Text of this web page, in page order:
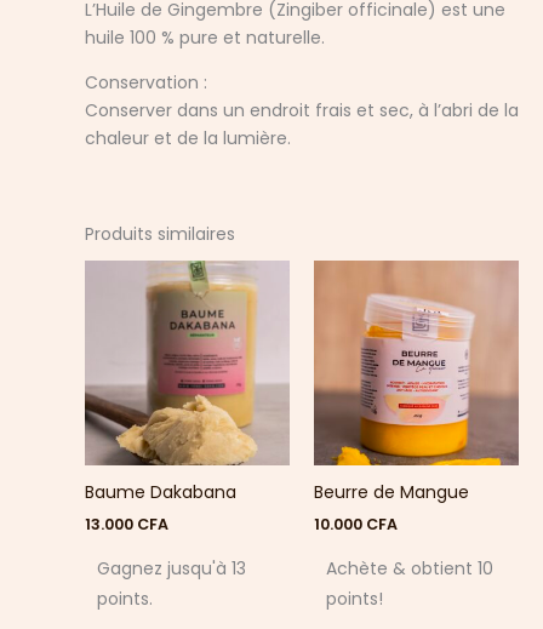
L’Huile de Gingembre (Zingiber officinale) est une
huile 100 % pure et naturelle.
Conservation :
Conserver dans un endroit frais et sec, à l’abri de la
chaleur et de la lumière.
Produits similaires
Baume Dakabana
13.000 CFA
Gagnez jusqu'à 13
points.
plusieurs
variations.
options
peuvent
être
choisies
page
Beurre de Mangue
10.000 CFA
Achète & obtient 10
points!